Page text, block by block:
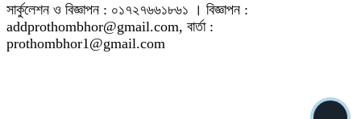
সার্কুলেশন ও বিজ্ঞাপন : ০১৭২৭৬৬১৮৬১ । বিজ্ঞাপন :
addprothombhor@gmail.com, বার্তা :
prothombhor1@gmail.com